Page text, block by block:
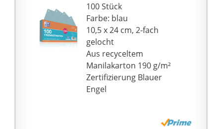
100 Stück
Farbe: blau
10,5 x 24 cm, 2-fach
gelocht
Aus recyceltem
Manilakarton 190 g/m²
Zertifizierung Blauer
Engel